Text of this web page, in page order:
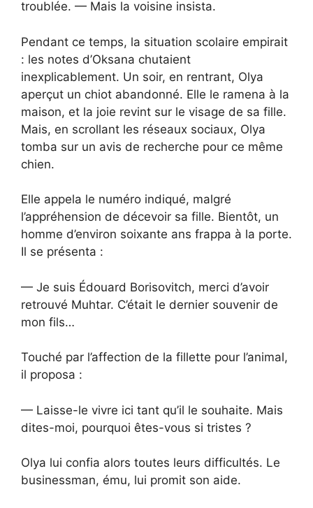
troublée. — Mais la voisine insista.
Pendant ce temps, la situation scolaire empirait
: les notes d’Oksana chutaient
inexplicablement. Un soir, en rentrant, Olya
aperçut un chiot abandonné. Elle le ramena à la
maison, et la joie revint sur le visage de sa fille.
Mais, en scrollant les réseaux sociaux, Olya
tomba sur un avis de recherche pour ce même
chien.
Elle appela le numéro indiqué, malgré
l’appréhension de décevoir sa fille. Bientôt, un
homme d’environ soixante ans frappa à la porte.
Il se présenta :
— Je suis Édouard Borisovitch, merci d’avoir
retrouvé Muhtar. C’était le dernier souvenir de
mon fils…
Touché par l’affection de la fillette pour l’animal,
il proposa :
— Laisse-le vivre ici tant qu’il le souhaite. Mais
dites-moi, pourquoi êtes-vous si tristes ?
Olya lui confia alors toutes leurs difficultés. Le
businessman, ému, lui promit son aide.